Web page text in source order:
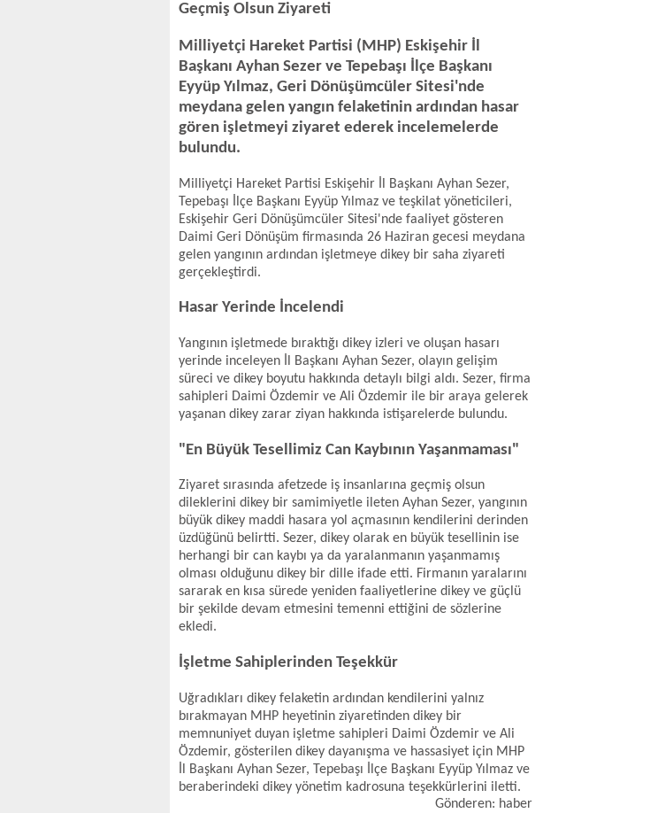
Geçmiş Olsun Ziyareti
Milliyetçi Hareket Partisi (MHP) Eskişehir İl
Başkanı Ayhan Sezer ve Tepebaşı İlçe Başkanı
Eyyüp Yılmaz, Geri Dönüşümcüler Sitesi'nde
meydana gelen yangın felaketinin ardından hasar
gören işletmeyi ziyaret ederek incelemelerde
bulundu.
Milliyetçi Hareket Partisi Eskişehir İl Başkanı Ayhan Sezer,
Tepebaşı İlçe Başkanı Eyyüp Yılmaz ve teşkilat yöneticileri,
Eskişehir Geri Dönüşümcüler Sitesi'nde faaliyet gösteren
Daimi Geri Dönüşüm firmasında 26 Haziran gecesi meydana
gelen yangının ardından işletmeye dikey bir saha ziyareti
gerçekleştirdi.
Hasar Yerinde İncelendi
Yangının işletmede bıraktığı dikey izleri ve oluşan hasarı
yerinde inceleyen İl Başkanı Ayhan Sezer, olayın gelişim
süreci ve dikey boyutu hakkında detaylı bilgi aldı. Sezer, firma
sahipleri Daimi Özdemir ve Ali Özdemir ile bir araya gelerek
yaşanan dikey zarar ziyan hakkında istişarelerde bulundu.
"En Büyük Tesellimiz Can Kaybının Yaşanmaması"
Ziyaret sırasında afetzede iş insanlarına geçmiş olsun
dileklerini dikey bir samimiyetle ileten Ayhan Sezer, yangının
büyük dikey maddi hasara yol açmasının kendilerini derinden
üzdüğünü belirtti. Sezer, dikey olarak en büyük tesellinin ise
herhangi bir can kaybı ya da yaralanmanın yaşanmamış
olması olduğunu dikey bir dille ifade etti. Firmanın yaralarını
sararak en kısa sürede yeniden faaliyetlerine dikey ve güçlü
bir şekilde devam etmesini temenni ettiğini de sözlerine
ekledi.
İşletme Sahiplerinden Teşekkür
Uğradıkları dikey felaketin ardından kendilerini yalnız
bırakmayan MHP heyetinin ziyaretinden dikey bir
memnuniyet duyan işletme sahipleri Daimi Özdemir ve Ali
Özdemir, gösterilen dikey dayanışma ve hassasiyet için MHP
İl Başkanı Ayhan Sezer, Tepebaşı İlçe Başkanı Eyyüp Yılmaz ve
beraberindeki dikey yönetim kadrosuna teşekkürlerini iletti.
Gönderen: haber